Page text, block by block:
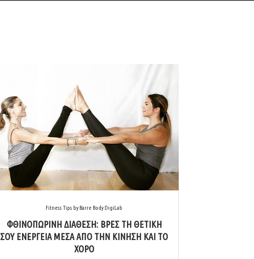
Fitness Tips by Barre Body DigiLab
ΦΘΙΝΟΠΩΡΙΝΉ ΔΙΆΘΕΣΗ: ΒΡΕΣ ΤΗ ΘΕΤΙΚΉ
ΣΟΥ ΕΝΈΡΓΕΙΑ ΜΈΣΑ ΑΠΌ ΤΗΝ ΚΊΝΗΣΗ ΚΑΙ ΤΟ
ΧΟΡΌ